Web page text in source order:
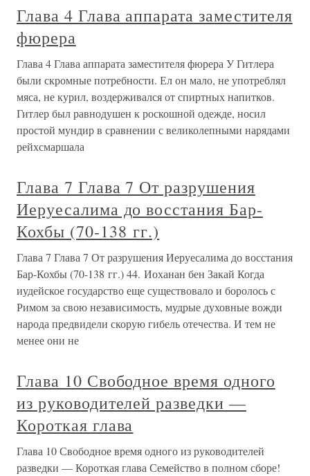
Глава 4 Глава аппарата заместителя
фюрера
Глава 4 Глава аппарата заместителя фюрера У Гитлера
были скромные потребности. Ел он мало, не употреблял
мяса, не курил, воздерживался от спиртных напитков.
Гитлер был равнодушен к роскошной одежде, носил
простой мундир в сравнении с великолепными нарядами
рейхсмаршала
Глава 7 Глава 7 От разрушения
Иеруесалима до восстания Бар-
Кохбы (70-138 гг.)
Глава 7 Глава 7 От разрушения Иеруесалима до восстания
Бар-Кохбы (70-138 гг.) 44. Иоханан бен Закай Когда
иудейское государство еще существовало и боролось с
Римом за свою независимость, мудрые духовные вожди
народа предвидели скорую гибель отечества. И тем не
менее они не
Глава 10 Свободное время одного
из руководителей разведки —
Короткая глава
Глава 10 Свободное время одного из руководителей
разведки — Короткая глава Семейство в полном сборе!